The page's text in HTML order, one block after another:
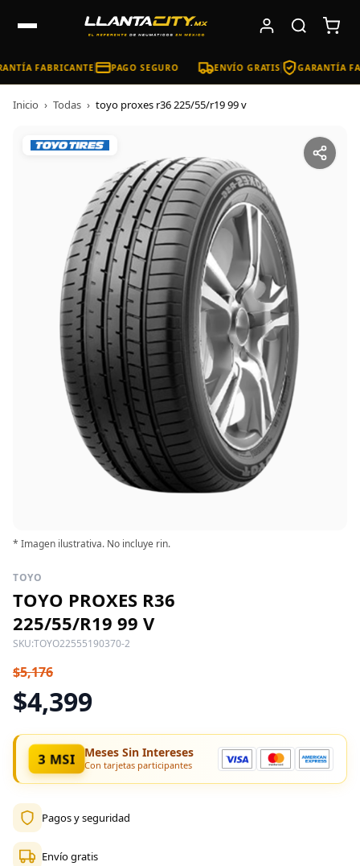
FABRICANTE PAGO SEGURO ENVÍO GRATIS GARANTÍA
Inicio › Todas › toyo proxes r36 225/55/r19 99 v
* Imagen ilustrativa. No incluye rin.
TOYO
TOYO PROXES R36
225/55/R19 99 V
SKU:TOYO22555190370-2
$5,176
$4,399
3 MSI Meses Sin Intereses
Con tarjetas participantes
Pagos y seguridad
Envío gratis